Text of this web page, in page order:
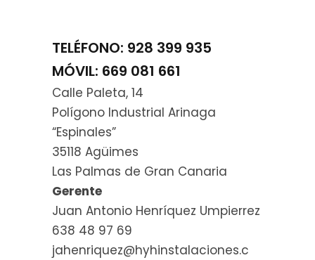
TELÉFONO: 928 399 935
MÓVIL: 669 081 661
Calle Paleta, 14
Polígono Industrial Arinaga
“Espinales”
35118 Agüimes
Las Palmas de Gran Canaria
Gerente
Juan Antonio Henríquez Umpierrez
638 48 97 69
jahenriquez@hyhinstalaciones.c